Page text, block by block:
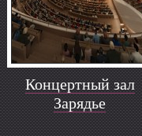
Концертный зал
Зарядье